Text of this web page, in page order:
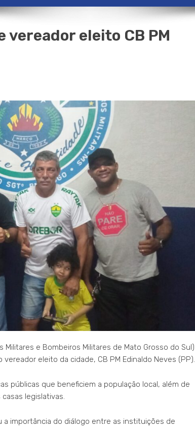
vereador eleito CB PM
Militares e Bombeiros Militares de Mato Grosso do Sul)
eleito da cidade, CB PM Edinaldo Neves (PP).
públicas que beneficiem a população local, além de
legislativas.
a importância do diálogo entre as instituições de